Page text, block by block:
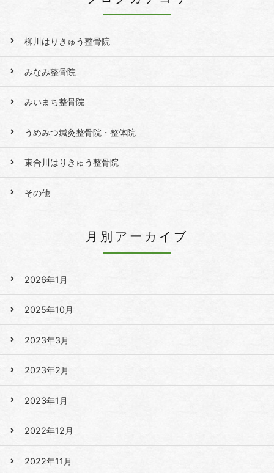
柳川はりきゅう整骨院
みなみ整骨院
みいまち整骨院
うめみつ鍼灸整骨院・整体院
東合川はりきゅう整骨院
その他
月別アーカイブ
2026年1月
2025年10月
2023年3月
2023年2月
2023年1月
2022年12月
2022年11月